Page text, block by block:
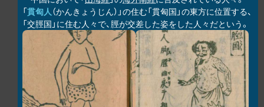
「貫匈人（かんきょうじん）」の住む「貫匈国」の東方に位置する、
「交脛国」に住む人々で、脛が交差した姿をした人々だという。